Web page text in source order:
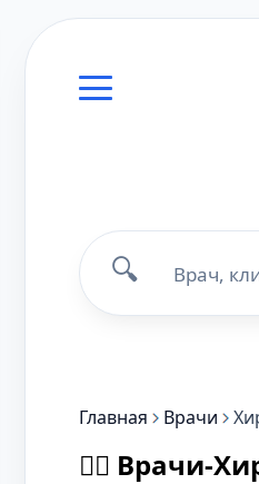
🔍
Главная Врачи
👨‍⚕️ Врачи-